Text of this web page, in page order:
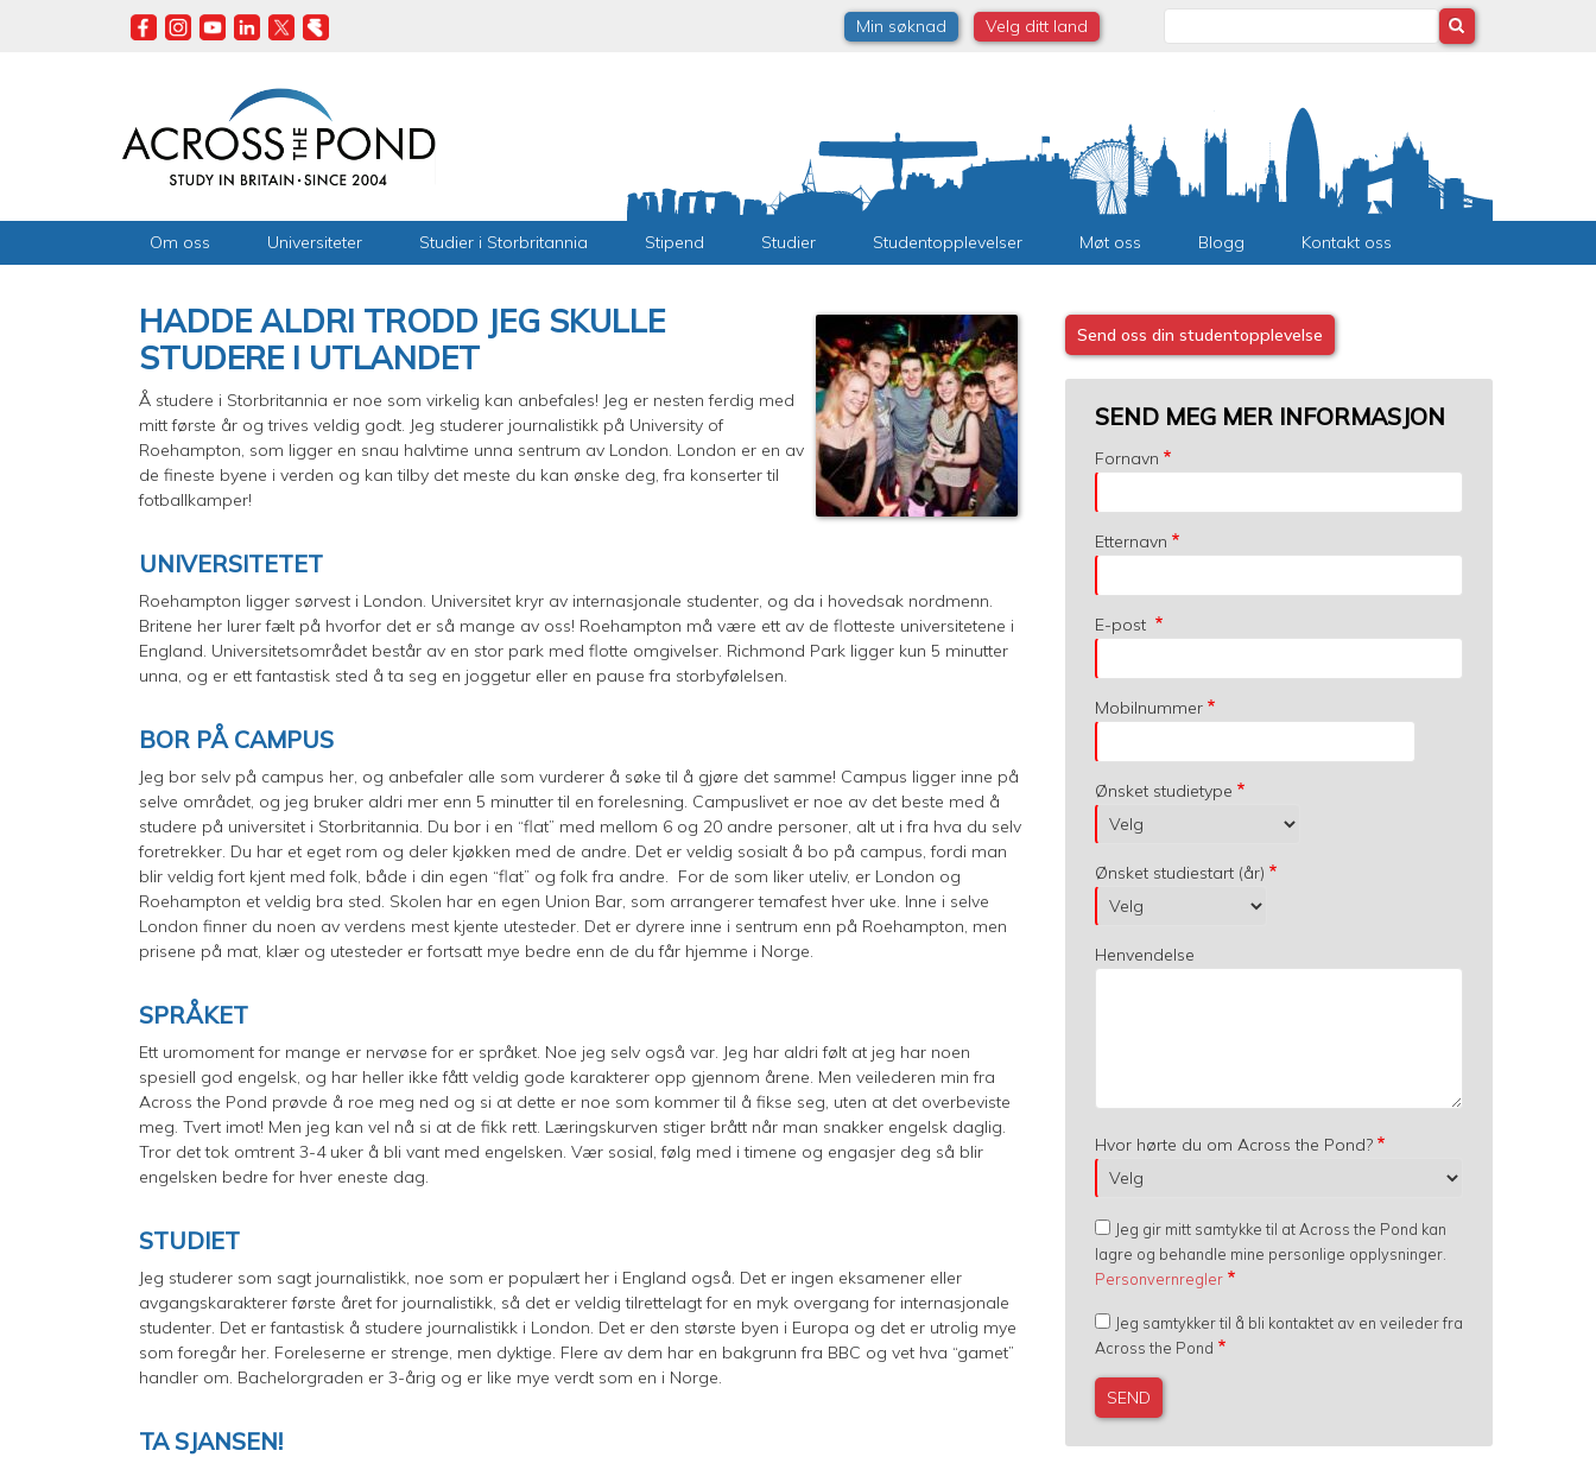
Min søknad Velg ditt land
Om oss Universiteter Studier i Storbritannia Stipend Studier Studentopplevelser Møt oss Blogg Kontakt oss
HADDE ALDRI TRODD JEG SKULLE
STUDERE I UTLANDET
Å studere i Storbritannia er noe som virkelig kan anbefales! Jeg er nesten ferdig med
mitt første år og trives veldig godt. Jeg studerer journalistikk på University of
Roehampton, som ligger en snau halvtime unna sentrum av London. London er en av
de fineste byene i verden og kan tilby det meste du kan ønske deg, fra konserter til
fotballkamper!
UNIVERSITETET
Roehampton ligger sørvest i London. Universitet kryr av internasjonale studenter, og da i hovedsak nordmenn.
Britene her lurer fælt på hvorfor det er så mange av oss! Roehampton må være ett av de flotteste universitetene i
England. Universitetsområdet består av en stor park med flotte omgivelser. Richmond Park ligger kun 5 minutter
unna, og er ett fantastisk sted å ta seg en joggetur eller en pause fra storbyfølelsen.
BOR PÅ CAMPUS
Jeg bor selv på campus her, og anbefaler alle som vurderer å søke til å gjøre det samme! Campus ligger inne på
selve området, og jeg bruker aldri mer enn 5 minutter til en forelesning. Campuslivet er noe av det beste med å
studere på universitet i Storbritannia. Du bor i en “flat” med mellom 6 og 20 andre personer, alt ut i fra hva du selv
foretrekker. Du har et eget rom og deler kjøkken med de andre. Det er veldig sosialt å bo på campus, fordi man
blir veldig fort kjent med folk, både i din egen “flat” og folk fra andre. For de som liker uteliv, er London og
Roehampton et veldig bra sted. Skolen har en egen Union Bar, som arrangerer temafest hver uke. Inne i selve
London finner du noen av verdens mest kjente utesteder. Det er dyrere inne i sentrum enn på Roehampton, men
prisene på mat, klær og utesteder er fortsatt mye bedre enn de du får hjemme i Norge.
SPRÅKET
Ett uromoment for mange er nervøse for er språket. Noe jeg selv også var. Jeg har aldri følt at jeg har noen
spesiell god engelsk, og har heller ikke fått veldig gode karakterer opp gjennom årene. Men veilederen min fra
Across the Pond prøvde å roe meg ned og si at dette er noe som kommer til å fikse seg, uten at det overbeviste
meg. Tvert imot! Men jeg kan vel nå si at de fikk rett. Læringskurven stiger brått når man snakker engelsk daglig.
Tror det tok omtrent 3-4 uker å bli vant med engelsken. Vær sosial, følg med i timene og engasjer deg så blir
engelsken bedre for hver eneste dag.
STUDIET
Jeg studerer som sagt journalistikk, noe som er populært her i England også. Det er ingen eksamener eller
avgangskarakterer første året for journalistikk, så det er veldig tilrettelagt for en myk overgang for internasjonale
studenter. Det er fantastisk å studere journalistikk i London. Det er den største byen i Europa og det er utrolig mye
som foregår her. Foreleserne er strenge, men dyktige. Flere av dem har en bakgrunn fra BBC og vet hva “gamet”
handler om. Bachelorgraden er 3-årig og er like mye verdt som en i Norge.
TA SJANSEN!
Send oss din studentopplevelse
SEND MEG MER INFORMASJON
Fornavn
Etternavn
E-post
Mobilnummer
Ønsket studietype
Ønsket studiestart (år)
Henvendelse
Hvor hørte du om Across the Pond?
Jeg gir mitt samtykke til at Across the Pond kan
lagre og behandle mine personlige opplysninger.
Personvernregler
Jeg samtykker til å bli kontaktet av en veileder fra
Across the Pond